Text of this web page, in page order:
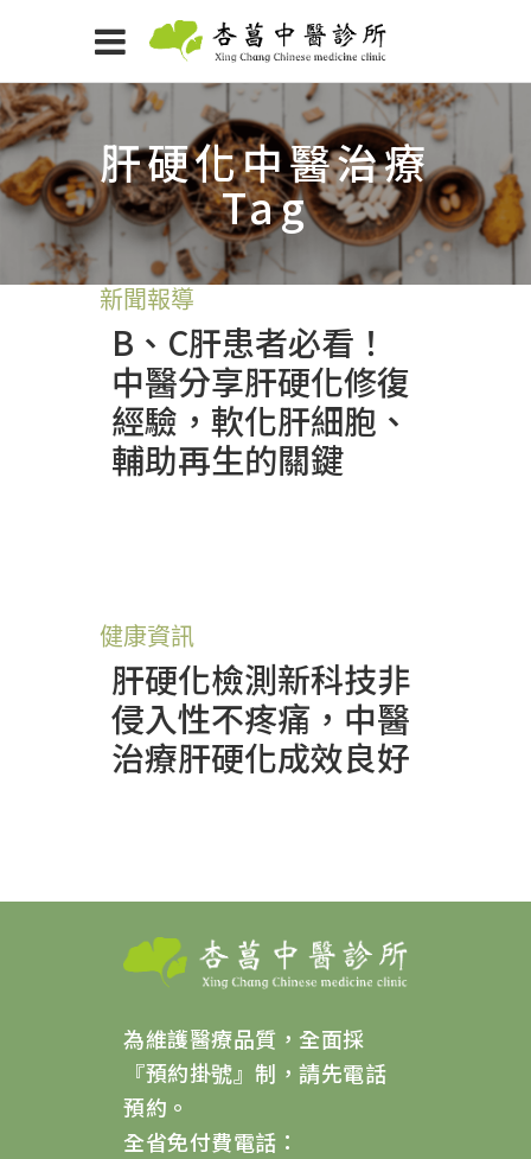
肝硬化中醫治療
Tag
新聞報導
B、C肝患者必看！
中醫分享肝硬化修復
經驗，軟化肝細胞、
輔助再生的關鍵
健康資訊
肝硬化檢測新科技非
侵入性不疼痛，中醫
治療肝硬化成效良好
為維護醫療品質，全面採
『預約掛號』制，請先電話
預約。
全省免付費電話：